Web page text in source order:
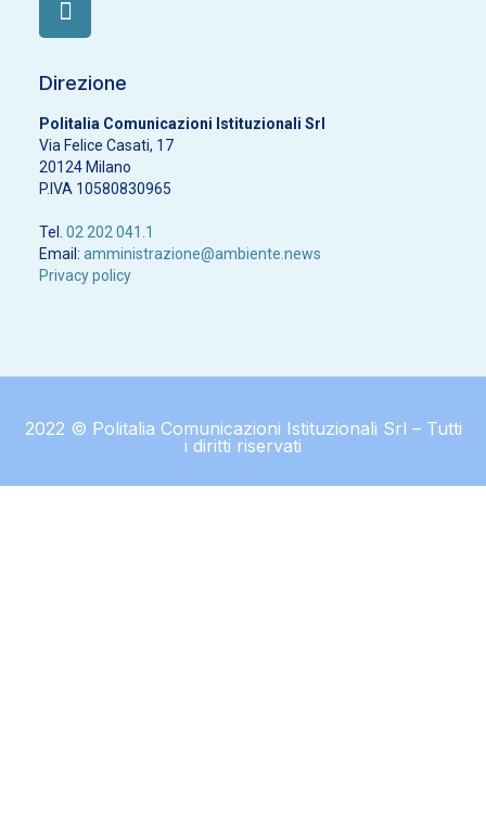
Direzione
Politalia Comunicazioni Istituzionali Srl
Via Felice Casati, 17
20124 Milano
P.IVA 10580830965
Tel. 02 202 041.1
Email: amministrazione@ambiente.news
Privacy policy
2022 © Politalia Comunicazioni Istituzionali Srl – Tutti
i diritti riservati